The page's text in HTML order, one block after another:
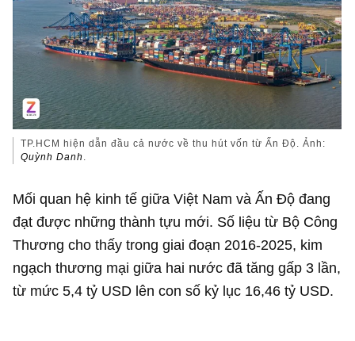
TP.HCM hiện dẫn đầu cả nước về thu hút vốn từ Ấn Độ. Ảnh:
Quỳnh Danh .
Mối quan hệ kinh tế giữa Việt Nam và Ấn Độ đang
đạt được những thành tựu mới. Số liệu từ Bộ Công
Thương cho thấy trong giai đoạn 2016-2025, kim
ngạch thương mại giữa hai nước đã tăng gấp 3 lần,
từ mức5,4 tỷ USD lên con số kỷ lục 16,46 tỷ USD.